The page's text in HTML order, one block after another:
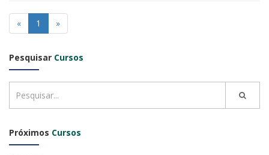
« 1 »
Pesquisar Cursos
Próximos Cursos